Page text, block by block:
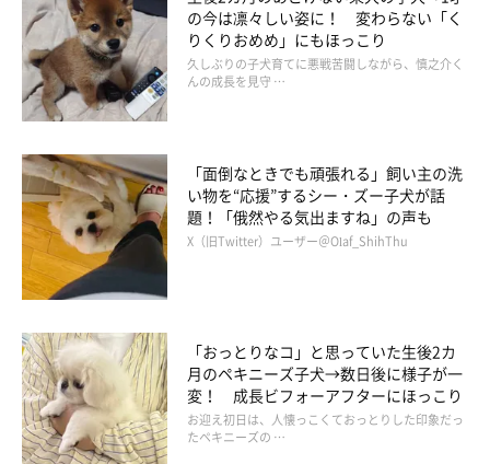
の今は凛々しい姿に！ 変わらない「く
りくりおめめ」にもほっこり
久しぶりの子犬育てに悪戦苦闘しながら、慎之介く
んの成長を見守 …
「面倒なときでも頑張れる」飼い主の洗
い物を“応援”するシー・ズー子犬が話
題！「俄然やる気出ますね」の声も
X（旧Twitter）ユーザー＠Olaf_ShihThu
「おっとりなコ」と思っていた生後2カ
月のペキニーズ子犬→数日後に様子が一
変！ 成長ビフォーアフターにほっこり
お迎え初日は、人懐っこくておっとりした印象だっ
たペキニーズの …